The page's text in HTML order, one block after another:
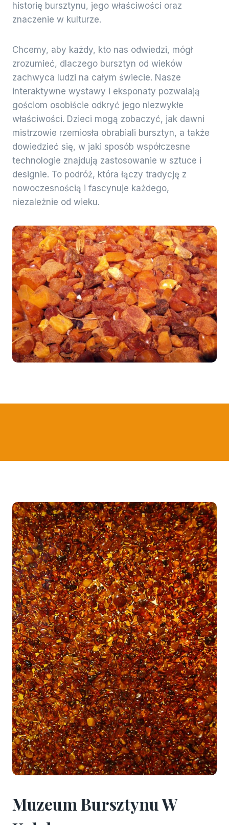
historię bursztynu, jego właściwości oraz
znaczenie w kulturze.
Chcemy, aby każdy, kto nas odwiedzi, mógł
zrozumieć, dlaczego bursztyn od wieków
zachwyca ludzi na całym świecie. Nasze
interaktywne wystawy i eksponaty pozwalają
gościom osobiście odkryć jego niezwykłe
właściwości. Dzieci mogą zobaczyć, jak dawni
mistrzowie rzemiosła obrabiali bursztyn, a także
dowiedzieć się, w jaki sposób współczesne
technologie znajdują zastosowanie w sztuce i
designie. To podróż, która łączy tradycję z
nowoczesnością i fascynuje każdego,
niezależnie od wieku.
Muzeum Bursztynu W